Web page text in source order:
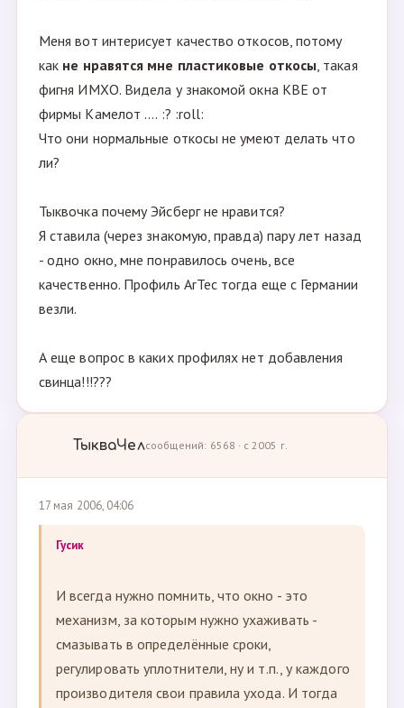
Меня вот интерисует качество откосов, потому
как не нравятся мне пластиковые откосы, такая
фигня ИМХО. Видела у знакомой окна КВЕ от
фирмы Камелот .... :? :roll:
Что они нормальные откосы не умеют делать что
ли?
Тыквочка почему Эйсберг не нравится?
Я ставила (через знакомую, правда) пару лет назад
- одно окно, мне понравилось очень, все
качественно. Профиль ArTec тогда еще с Германии
везли.
А еще вопрос в каких профилях нет добавления
свинца!!!???
ТыкваЧелсообщений: 6568 · с 2005 г.
17 мая 2006, 04:06
Гусик
И всегда нужно помнить, что окно - это
механизм, за которым нужно ухаживать -
смазывать в определённые сроки,
регулировать уплотнители, ну и т.п., у каждого
производителя свои правила ухода. И тогда